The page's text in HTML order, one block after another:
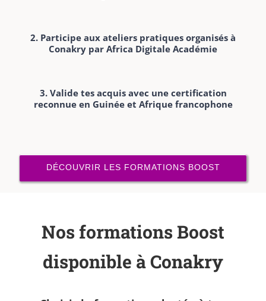
2. Participe aux ateliers pratiques organisés à
Conakry par Africa Digitale Académie
3. Valide tes acquis avec une certification
reconnue en Guinée et Afrique francophone
DÉCOUVRIR LES FORMATIONS BOOST
Nos formations Boost
disponible à Conakry